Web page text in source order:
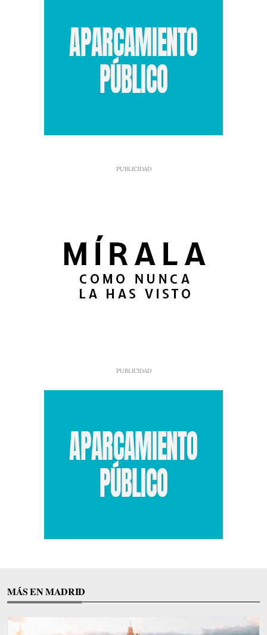
MÁS EN MADRID